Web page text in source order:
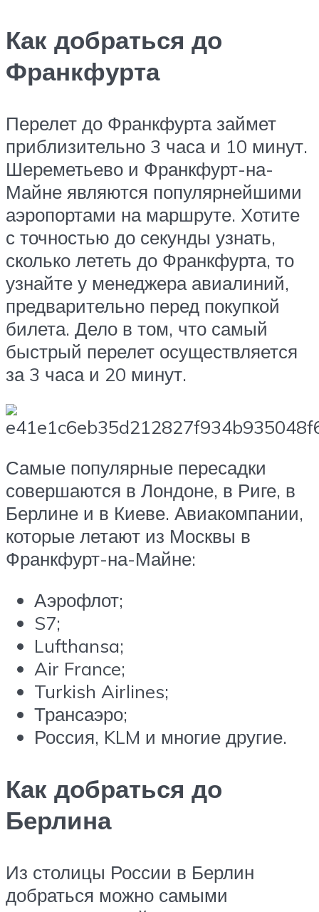
Как добраться до
Франкфурта
Перелет до Франкфурта займет
приблизительно 3 часа и 10 минут.
Шереметьево и Франкфурт-на-
Майне являются популярнейшими
аэропортами на маршруте. Хотите
с точностью до секунды узнать,
сколько лететь до Франкфурта, то
узнайте у менеджера авиалиний,
предварительно перед покупкой
билета. Дело в том, что самый
быстрый перелет осуществляется
за 3 часа и 20 минут.
Самые популярные пересадки
совершаются в Лондоне, в Риге, в
Берлине и в Киеве. Авиакомпании,
которые летают из Москвы в
Франкфурт-на-Майне:
Аэрофлот;
S7;
Lufthansa;
Air France;
Turkish Airlines;
Трансаэро;
Россия, KLM и многие другие.
Как добраться до
Берлина
Из столицы России в Берлин
добраться можно самыми